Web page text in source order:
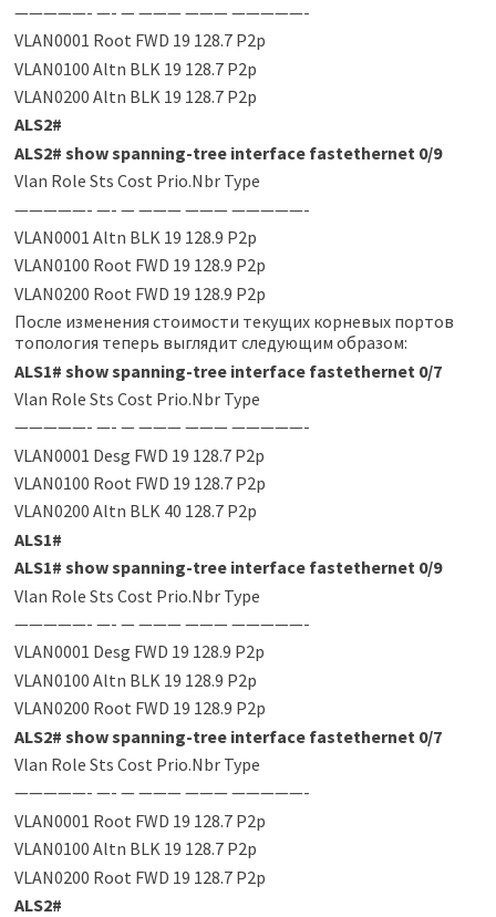
—————- —- — ——— ——— —————-
VLAN0001 Root FWD 19 128.7 P2p
VLAN0100 Altn BLK 19 128.7 P2p
VLAN0200 Altn BLK 19 128.7 P2p
ALS2#
ALS2# show spanning-tree interface fastethernet 0/9
Vlan Role Sts Cost Prio.Nbr Type
—————- —- — ——— ——— —————-
VLAN0001 Altn BLK 19 128.9 P2p
VLAN0100 Root FWD 19 128.9 P2p
VLAN0200 Root FWD 19 128.9 P2p
После изменения стоимости текущих корневых портов
топология теперь выглядит следующим образом:
ALS1# show spanning-tree interface fastethernet 0/7
Vlan Role Sts Cost Prio.Nbr Type
—————- —- — ——— ——— —————-
VLAN0001 Desg FWD 19 128.7 P2p
VLAN0100 Root FWD 19 128.7 P2p
VLAN0200 Altn BLK 40 128.7 P2p
ALS1#
ALS1# show spanning-tree interface fastethernet 0/9
Vlan Role Sts Cost Prio.Nbr Type
—————- —- — ——— ——— —————-
VLAN0001 Desg FWD 19 128.9 P2p
VLAN0100 Altn BLK 19 128.9 P2p
VLAN0200 Root FWD 19 128.9 P2p
ALS2# show spanning-tree interface fastethernet 0/7
Vlan Role Sts Cost Prio.Nbr Type
—————- —- — ——— ——— —————-
VLAN0001 Root FWD 19 128.7 P2p
VLAN0100 Altn BLK 19 128.7 P2p
VLAN0200 Root FWD 19 128.7 P2p
ALS2#